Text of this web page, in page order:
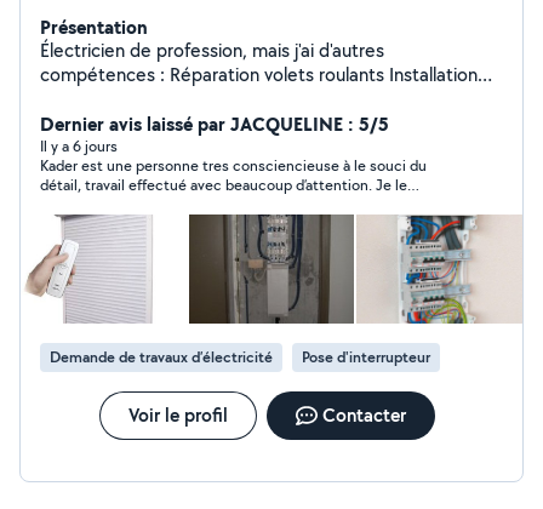
Présentation
Électricien de profession, mais j'ai d'autres
compétences : Réparation volets roulants Installation
smartphones Réparation des PC portable Réparation
des PC fixe
Dernier avis laissé par JACQUELINE : 5/5
Il y a 6 jours
Kader est une personne tres consciencieuse à le souci du
détail, travail effectué avec beaucoup d’attention. Je le
affaire avec lui
Demande de travaux d’électricité Pose d'interrupteur
Voir le profil Contacter